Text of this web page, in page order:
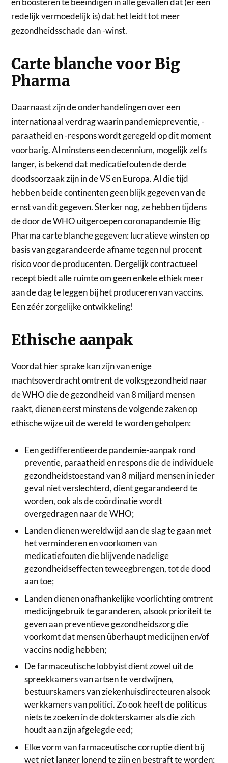
redelijk vermoedelijk is) dat het leidt tot meer
gezondheidsschade dan -winst.
Carte blanche voor Big
Pharma
Daarnaast zijn de onderhandelingen over een
internationaal verdrag waarin pandemiepreventie, -
paraatheid en -respons wordt geregeld op dit moment
voorbarig. Al minstens een decennium, mogelijk zelfs
langer, is bekend dat medicatiefouten de derde
doodsoorzaak zijn in de VS en Europa. Al die tijd
hebben beide continenten geen blijk gegeven van de
ernst van dit gegeven. Sterker nog, ze hebben tijdens
de door de WHO uitgeroepen coronapandemie Big
Pharma carte blanche gegeven: lucratieve winsten op
basis van gegarandeerde afname tegen nul procent
risico voor de producenten. Dergelijk contractueel
recept biedt alle ruimte om geen enkele ethiek meer
aan de dag te leggen bij het produceren van vaccins.
Een zéér zorgelijke ontwikkeling!
Ethische aanpak
Voordat hier sprake kan zijn van enige
machtsoverdracht omtrent de volksgezondheid naar
de WHO die de gezondheid van 8 miljard mensen
raakt, dienen eerst minstens de volgende zaken op
ethische wijze uit de wereld te worden geholpen:
Een gedifferentieerde pandemie-aanpak rond
preventie, paraatheid en respons die de individuele
gezondheidstoestand van 8 miljard mensen in ieder
geval niet verslechterd, dient gegarandeerd te
worden, ook als de coördinatie wordt
overgedragen naar de WHO;
Landen dienen wereldwijd aan de slag te gaan met
het verminderen en voorkomen van
medicatiefouten die blijvende nadelige
gezondheidseffecten teweegbrengen, tot de dood
aan toe;
Landen dienen onafhankelijke voorlichting omtrent
medicijngebruik te garanderen, alsook prioriteit te
geven aan preventieve gezondheidszorg die
voorkomt dat mensen überhaupt medicijnen en/of
vaccins nodig hebben;
De farmaceutische lobbyist dient zowel uit de
spreekkamers van artsen te verdwijnen,
bestuurskamers van ziekenhuisdirecteuren alsook
werkkamers van politici. Zo ook heeft de politicus
niets te zoeken in de dokterskamer als die zich
houdt aan zijn afgelegde eed;
Elke vorm van farmaceutische corruptie dient bij
wet niet langer lonend te zijn en bestraft te worden;